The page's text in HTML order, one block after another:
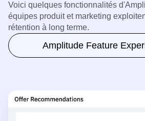
Voici quelques fonctionnalités
équipes produit et marketing
rétention à long terme.
Amplitude Feature